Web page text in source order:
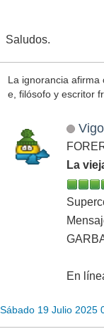
Saludos.
La ignorancia afirma
e, filósofo y escritor
La
En
Sábado 19 Julio 2025